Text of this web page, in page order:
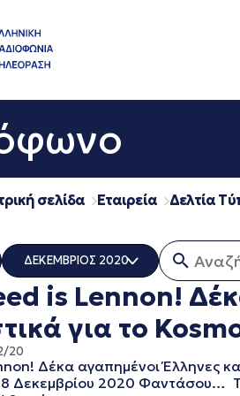
σελίδα Εταιρεία Δελτία
ΔΕΚΕΜΒΡΙΟΣ 2020
ΟΛΑ
ΔΕΚΕΜΒΡΙΟΣ 2025
ΝΟΕΜΒΡΙΟΣ 2025
ΟΚΤΩΒΡΙΟΣ 2025
ΣΕΠΤΕΜΒΡΙΟΣ 2025
is Lennon!
για το
20
Δέκα αγαπημένοι Έλληνες
Δεκεμβρίου 2020 Φαντάσου…